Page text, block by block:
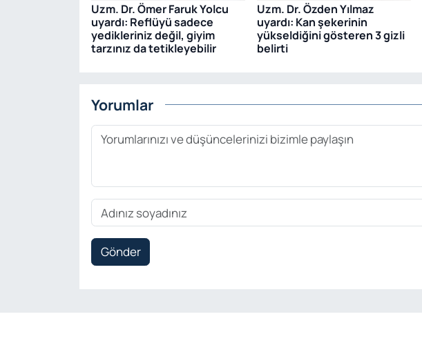
Uzm. Dr. Ömer Faruk Yolcu
uyardı: Reflüyü sadece
yedikleriniz değil, giyim
tarzınız da tetikleyebilir
Uzm. Dr. Özden Yılmaz
uyardı: Kan şekerinin
yükseldiğini gösteren 3 gizli
belirti
Yorumlar
Gönder